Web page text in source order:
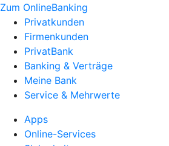
Zum OnlineBanking
Privatkunden
Firmenkunden
PrivatBank
Banking & Verträge
Meine Bank
Service & Mehrwerte
Apps
Online-Services